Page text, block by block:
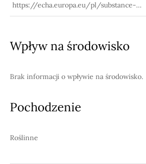
https://echa.europa.eu/pl/substance-
information/-/substanceinfo/
Wpływ na środowisko
Brak informacji o wpływie na środowisko.
Pochodzenie
Roślinne